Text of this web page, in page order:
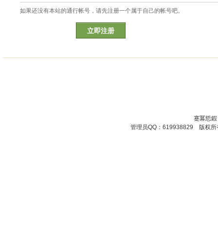
如果还没有本站的通行帐号，请先注册一个属于自己的帐号吧。
立即注册
蹇冪悊
管理员QQ：619938829 版权